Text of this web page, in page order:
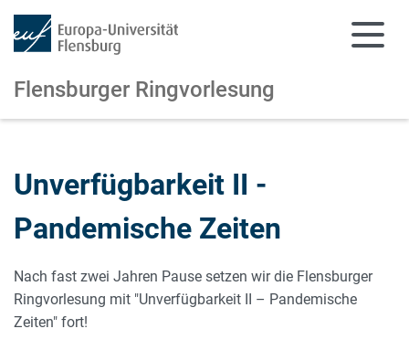
Flensburger Ringvorlesung
Unverfügbarkeit II -
Pandemische Zeiten
Nach fast zwei Jahren Pause setzen wir die Flensburger
Ringvorlesung mit "Unverfügbarkeit II – Pandemische
Zeiten" fort!